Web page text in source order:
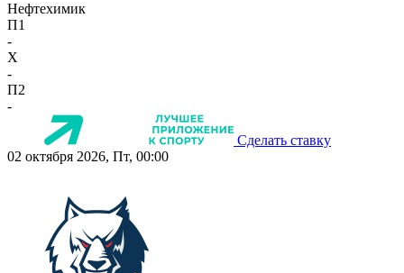
Нефтехимик
П1
-
X
-
П2
-
Сделать ставку
02 октября 2026, Пт, 00:00